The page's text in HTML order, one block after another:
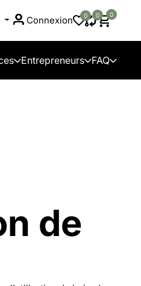
Connexion 0 0 0
Entrepreneurs FAQ
de